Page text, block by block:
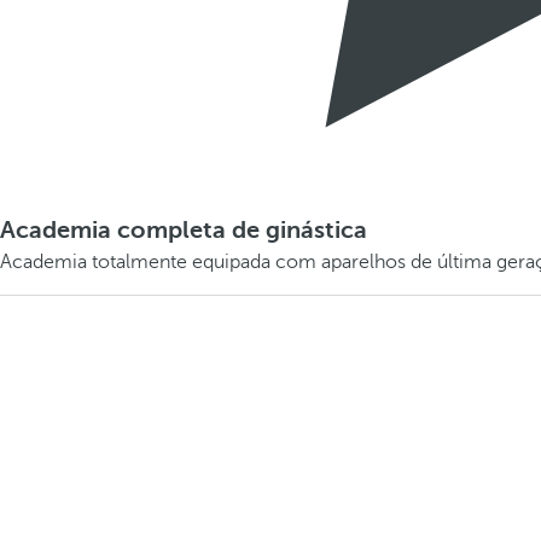
Academia completa de ginástica
Academia totalmente equipada com aparelhos de última